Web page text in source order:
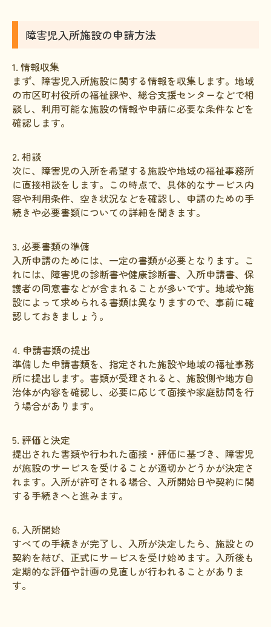
障害児入所施設の申請方法
1. 情報収集
まず、障害児入所施設に関する情報を収集します。地域
の市区町村役所の福祉課や、総合支援センターなどで相
談し、利用可能な施設の情報や申請に必要な条件などを
確認します。
2. 相談
次に、障害児の入所を希望する施設や地域の福祉事務所
に直接相談をします。この時点で、具体的なサービス内
容や利用条件、空き状況などを確認し、申請のための手
続きや必要書類についての詳細を聞きます。
3. 必要書類の準備
入所申請のためには、一定の書類が必要となります。こ
れには、障害児の診断書や健康診断書、入所申請書、保
護者の同意書などが含まれることが多いです。地域や施
設によって求められる書類は異なりますので、事前に確
認しておきましょう。
4. 申請書類の提出
準備した申請書類を、指定された施設や地域の福祉事務
所に提出します。書類が受理されると、施設側や地方自
治体が内容を確認し、必要に応じて面接や家庭訪問を行
う場合があります。
5. 評価と決定
提出された書類や行われた面接・評価に基づき、障害児
が施設のサービスを受けることが適切かどうかが決定さ
れます。入所が許可される場合、入所開始日や契約に関
する手続きへと進みます。
6. 入所開始
すべての手続きが完了し、入所が決定したら、施設との
契約を結び、正式にサービスを受け始めます。入所後も
定期的な評価や計画の見直しが行われることがありま
す。